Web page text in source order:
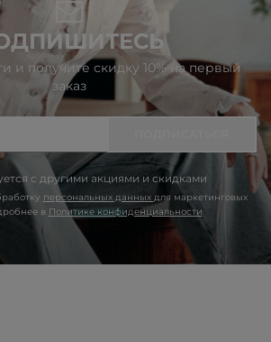
и получите скидку 10% на первый
заказ
с другими акциями и скидками
персональных данных для маркетинговых
в Политике конфиденциальности